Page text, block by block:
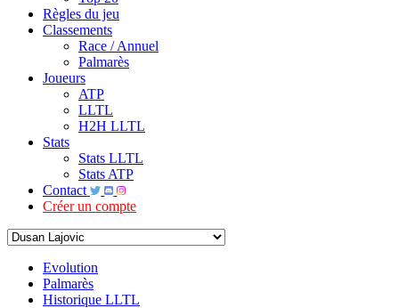
Règles du jeu
Classements
Race / Annuel
Palmarès
Joueurs
ATP
LLTL
H2H LLTL
Stats
Stats LLTL
Stats ATP
Contact
Créer un compte
Evolution
Palmarès
Historique LLTL